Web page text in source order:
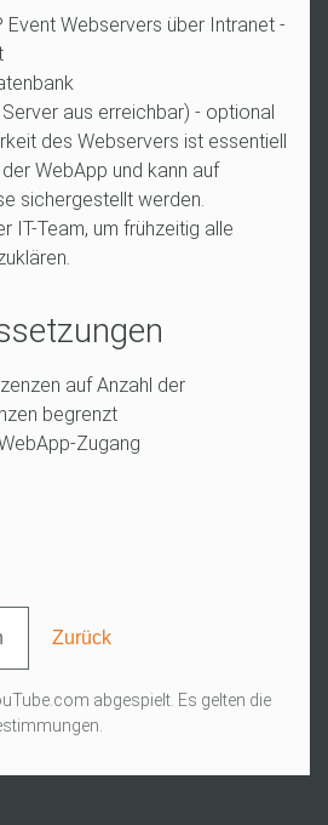
Event Webservers über Intranet -
aus erreichbar) - optional
des Webservers ist essentiell
WebApp und kann auf
sichergestellt werden.
IT-Team, um frühzeitig alle
auf Anzahl der
begrenzt
Zugang
Zurück
abgespielt. Es gelten die